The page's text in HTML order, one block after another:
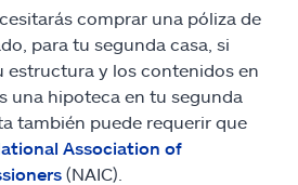
comprar una póliza de
para tu segunda casa, si
estructura y los contenidos en
una hipoteca en tu segunda
también puede requerir que
Association of
(NAIC).